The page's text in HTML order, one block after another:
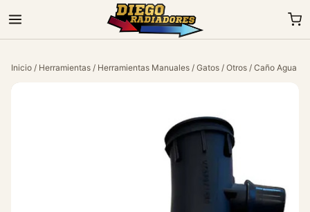
Inicio / Herramientas / Herramientas Manuales / Gatos / Otros / Caño Agua